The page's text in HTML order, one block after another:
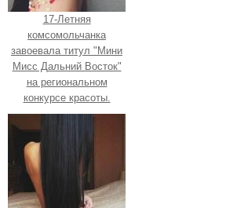
17-Летняя
комсомольчанка
завоевала титул "Мини
Мисс Дальний Восток"
на региональном
конкурсе красоты.